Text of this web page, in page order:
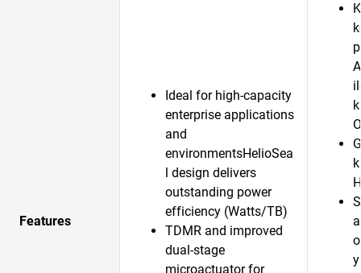
Features
Ideal for high-capacity
enterprise applications
and
environmentsHelioSea
l design delivers
outstanding power
efficiency (Watts/TB)
TDMR and improved
dual-stage
microactuator for